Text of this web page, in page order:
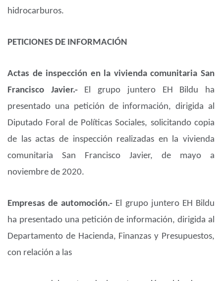
hidrocarburos.
PETICIONES DE INFORMACIÓN
Actas de inspección en la vivienda comunitaria San
Francisco Javier.- El grupo juntero EH Bildu ha
presentado una petición de información, dirigida al
Diputado Foral de Políticas Sociales, solicitando copia
de las actas de inspección realizadas en la vivienda
comunitaria San Francisco Javier, de mayo a
noviembre de 2020.
Empresas de automoción.- El grupo juntero EH Bildu
ha presentado una petición de información, dirigida al
Departamento de Hacienda, Finanzas y Presupuestos,
con relación a las